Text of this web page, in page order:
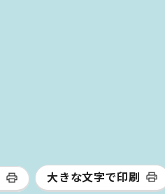
大きな文字で印刷